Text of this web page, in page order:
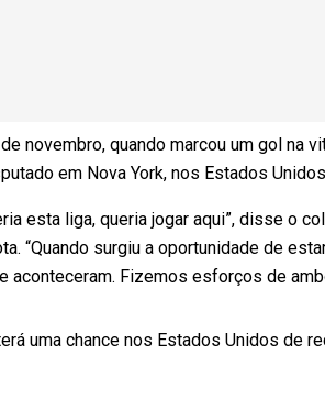
novembro, quando marcou um gol na
em Nova York, nos Estados
esta liga, queria jogar aqui”, disse o
“Quando surgiu a oportunidade de
aconteceram. Fizemos esforços de
uma chance nos Estados Unidos de